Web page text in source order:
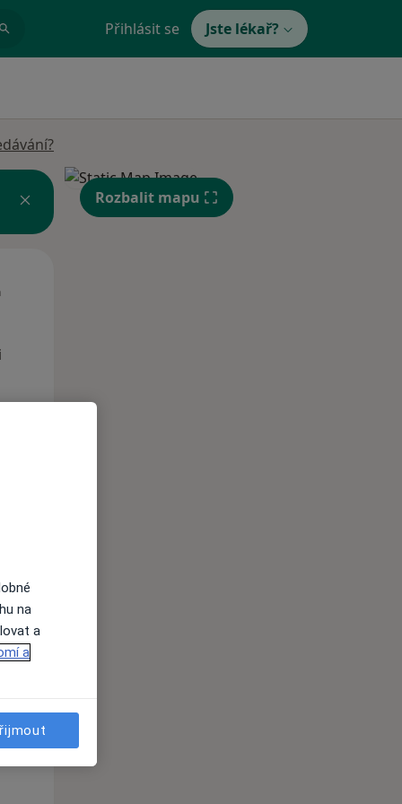
Přihlásit se Jste lékař?
Rozbalit mapu
na
a
a